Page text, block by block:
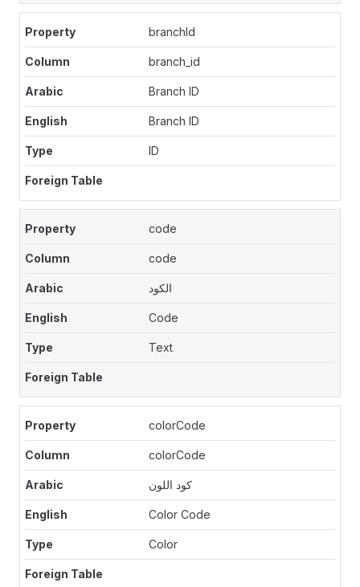
branchId
branch_id
Branch ID
Branch ID
ID
code
code
الكود
Code
Text
colorCode
colorCode
كود اللون
Color Code
Color